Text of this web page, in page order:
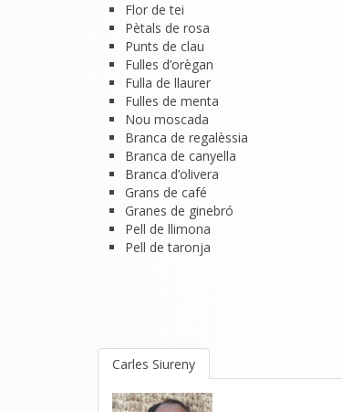
Flor de tei
Pètals de rosa
Punts de clau
Fulles d’orègan
Fulla de llaurer
Fulles de menta
Nou moscada
Branca de regalèssia
Branca de canyella
Branca d’olivera
Grans de café
Granes de ginebró
Pell de llimona
Pell de taronja
Carles Siureny